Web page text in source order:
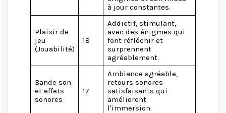
à jour constantes.
Plaisir de
jeu
(Jouabilité)
18
Addictif, stimulant,
avec des énigmes qui
font réfléchir et
surprennent
agréablement.
Bande son
et effets
sonores
17
Ambiance agréable,
retours sonores
satisfaisants qui
améliorent
l'immersion.